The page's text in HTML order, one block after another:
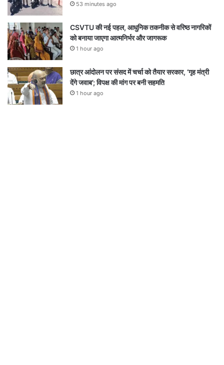
53 minutes ago
CSVTU की नई पहल, आधुनिक तकनीक से वरिष्ठ नागरिकों
को बनाया जाएगा आत्मनिर्भर और जागरूक
1 hour ago
छात्र आंदोलन पर संसद में चर्चा को तैयार सरकार, ‘गृह मंत्री
देंगे जवाब’; विपक्ष की मांग पर बनी सहमति
1 hour ago